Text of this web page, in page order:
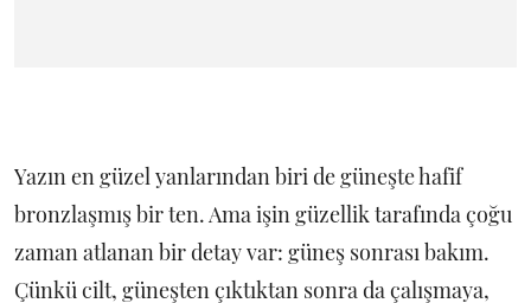
Yazın en güzel yanlarından biri de güneşte hafif
bronzlaşmış bir ten. Ama işin güzellik tarafında çoğu
zaman atlanan bir detay var: güneş sonrası bakım.
Çünkü cilt, güneşten çıktıktan sonra da çalışmaya,